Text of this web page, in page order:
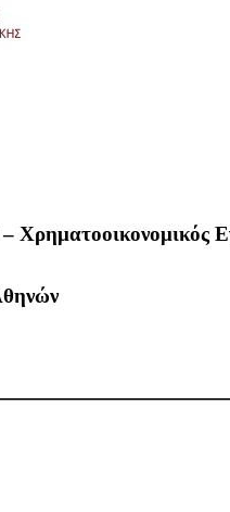
Χρηματοοικονομικός